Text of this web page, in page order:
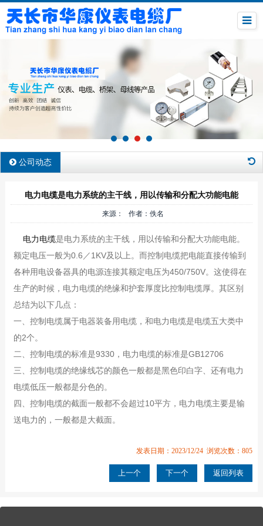
公司动态
电力电缆是电力系统的主干线，用以传输和分配大功能电能
来源： 作者：佚名
电力电缆是电力系统的主干线，用以传输和分配大功能电能。
额定电压一般为0.6／1KV及以上。而控制电缆把电能直接传输到
各种用电设备器具的电源连接其额定电压为450/750V。这使得在
生产的时候，电力电缆的绝缘和护套厚度比控制电缆厚。其区别
总结为以下几点：
一、控制电缆属于电器装备用电缆，和电力电缆是电缆五大类中
的2个。
二、控制电缆的标准是9330，电力电缆的标准是GB12706
三、控制电缆的绝缘线芯的颜色一般都是黑色印白字、还有电力
电缆低压一般都是分色的。
四、控制电缆的截面一般都不会超过10平方，电力电缆主要是输
送电力的，一般都是大截面。
发表日期：2023/12/24 浏览次数：805
上一个 下一个 返回列表